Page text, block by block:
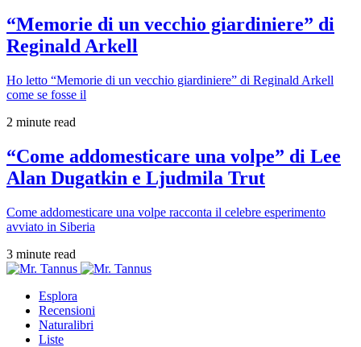
“Memorie di un vecchio giardiniere” di
Reginald Arkell
Ho letto “Memorie di un vecchio giardiniere” di Reginald Arkell
come se fosse il
2 minute read
“Come addomesticare una volpe” di Lee
Alan Dugatkin e Ljudmila Trut
Come addomesticare una volpe racconta il celebre esperimento
avviato in Siberia
3 minute read
Esplora
Recensioni
Naturalibri
Liste